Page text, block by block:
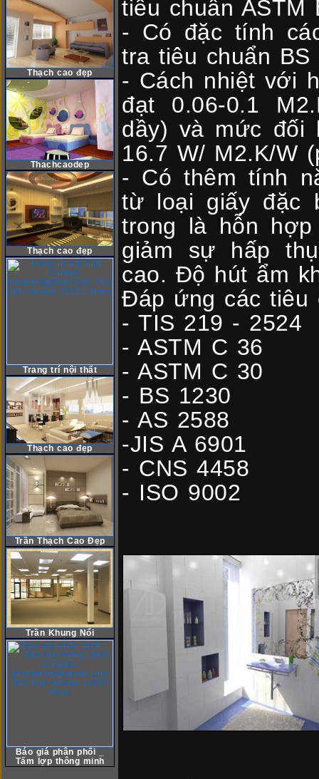
Thạch cao đẹp
Thachcaodep
Thạch cao đẹp
Trang trí nội thất
Thạch cao đẹp
Trần Thạch Cao Đẹp
Trần Khung Nổi
Báo giá phân phối _
Tấm lợp thông minh
tiêu chuẩn ASTM
- Có đặc tính
tra tiêu chuẩn BS
- Cách nhiệt với
đạt 0.06-0.1
dầy) và mức đối
16.7 W/ M2.K/W
- Có thêm tính
từ loại giấy đặc
trong là hỗn
giảm sự hấp
cao. Độ hút ẩm
Đáp ứng các tiêu
- TIS 219 - 2524
- ASTM C 36
- ASTM C 30
- BS 1230
- AS 2588
-JIS A 6901
- CNS 4458
- ISO 9002